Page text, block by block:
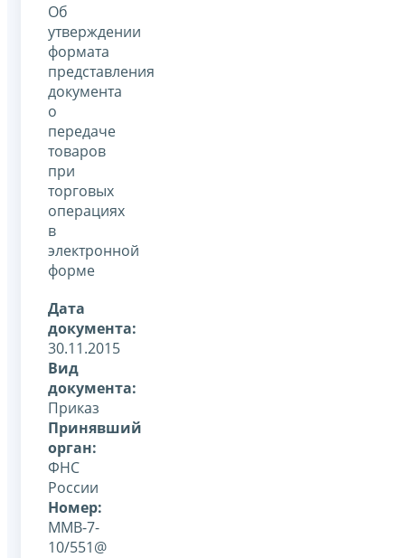
Об
утверждении
формата
представления
документа
о
передаче
товаров
при
торговых
операциях
в
электронной
форме
Дата
документа:
30.11.2015
Вид
документа:
Приказ
Принявший
орган:
ФНС
России
Номер:
ММВ-7-
10/551@